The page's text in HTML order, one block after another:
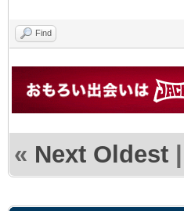
Find
« Next Oldest |